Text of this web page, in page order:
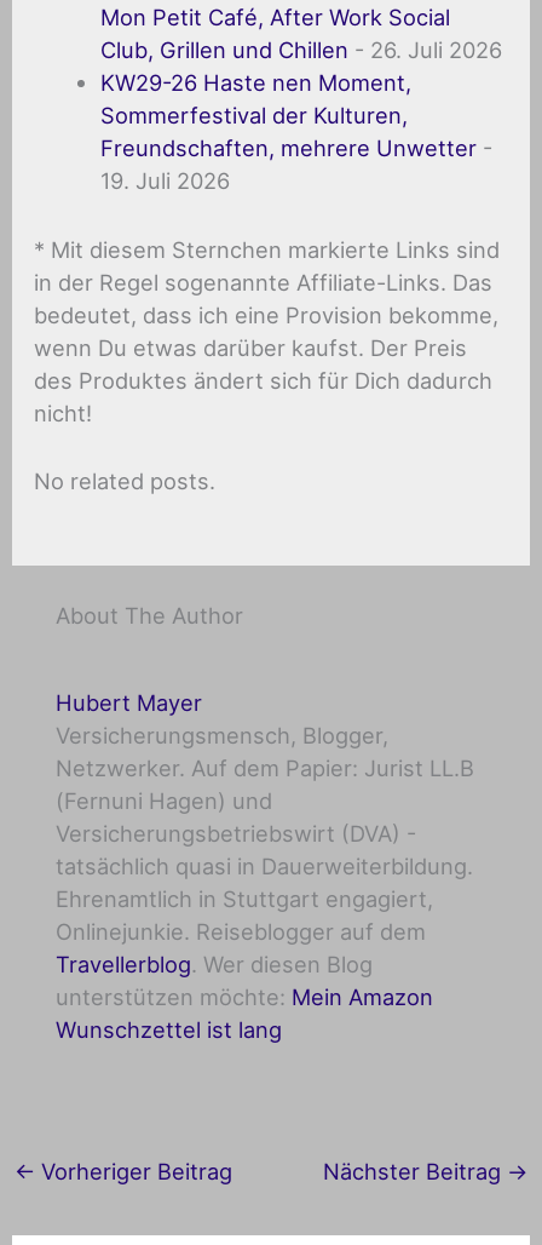
Mon Petit Café, After Work Social
Club, Grillen und Chillen - 26. Juli 2026
KW29-26 Haste nen Moment,
Sommerfestival der Kulturen,
Freundschaften, mehrere Unwetter-
19. Juli 2026
* Mit diesem Sternchen markierte Links sind
in der Regel sogenannte Affiliate-Links. Das
bedeutet, dass ich eine Provision bekomme,
wenn Du etwas darüber kaufst. Der Preis
des Produktes ändert sich für Dich dadurch
nicht!
No related posts.
About The Author
Hubert Mayer
Versicherungsmensch, Blogger,
Netzwerker. Auf dem Papier: Jurist LL.B
(Fernuni Hagen) und
Versicherungsbetriebswirt (DVA) -
tatsächlich quasi in Dauerweiterbildung.
Ehrenamtlich in Stuttgart engagiert,
Onlinejunkie. Reiseblogger auf dem
Travellerblog. Wer diesen Blog
unterstützen möchte: Mein Amazon
Wunschzettel ist lang
← Vorheriger Beitrag Nächster Beitrag →